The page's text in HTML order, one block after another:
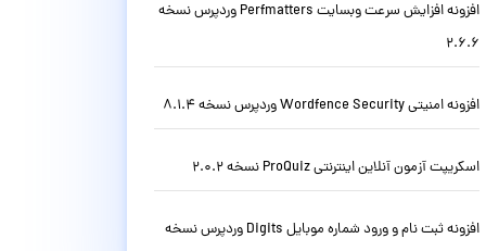
افزونه افزایش سرعت وبسایت Perfmatters وردپرس نسخه
2.6.6
افزونه امنیتی Wordfence Security وردپرس نسخه 8.1.4
اسکریپت آزمون آنلاین اینترنتی ProQuiz نسخه 2.0.2
افزونه ثبت نام و ورود شماره موبایل Digits وردپرس نسخه